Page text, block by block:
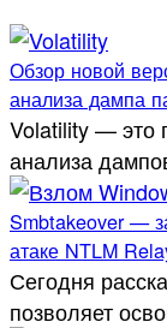
Обзор новой
анализа дампа
Volatility — это
анализа
Smbtakeover —
атаке NTLM
Сегодня
позволяет